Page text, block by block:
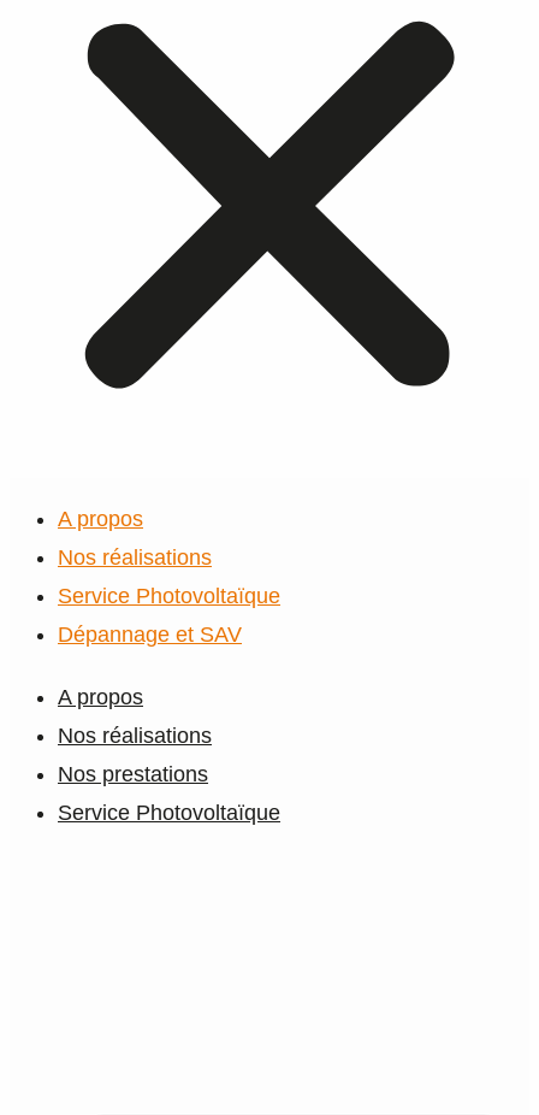
A propos
Nos réalisations
Service Photovoltaïque
Dépannage et SAV
A propos
Nos réalisations
Nos prestations
Service Photovoltaïque